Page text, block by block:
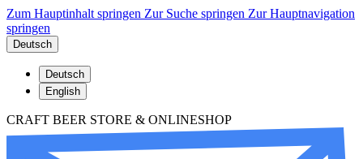
Zum Hauptinhalt springen Zur Suche springen Zur Hauptnavigation
springen
Deutsch
Deutsch
English
CRAFT BEER STORE & ONLINESHOP